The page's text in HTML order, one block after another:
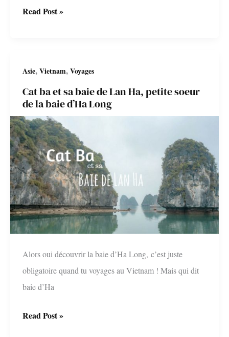
Tam
baie
d’Ha
Long
terrestre
Read Post »
Asie,Vietnam,Voyages
Cat ba et sa baie de Lan Ha, petite soeur
de la baie d’Ha Long
Alors oui découvrir la baie d’Ha Long, c’est juste
obligatoire quand tu voyages au Vietnam ! Mais qui dit
baie d’Ha
Cat
Read Post »